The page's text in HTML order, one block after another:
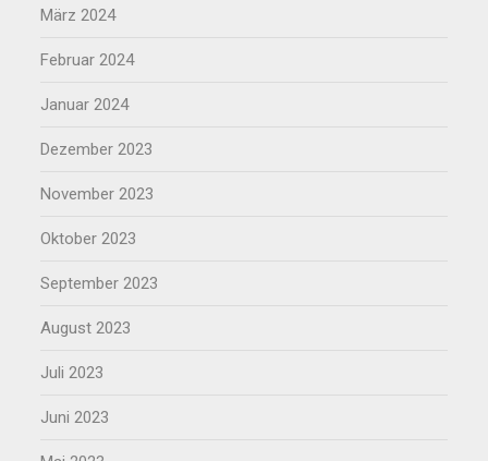
März 2024
Februar 2024
Januar 2024
Dezember 2023
November 2023
Oktober 2023
September 2023
August 2023
Juli 2023
Juni 2023